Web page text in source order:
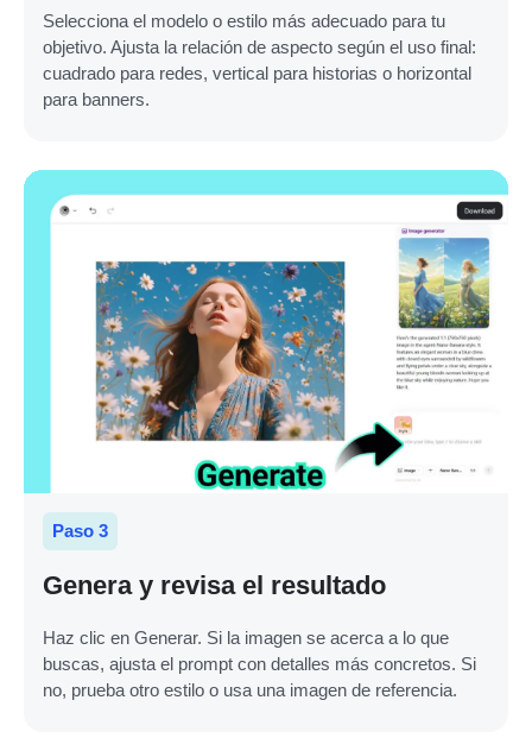
Selecciona el modelo o estilo más adecuado para tu
objetivo. Ajusta la relación de aspecto según el uso final:
cuadrado para redes, vertical para historias o horizontal
para banners.
Paso 3
Genera y revisa el resultado
Haz clic en Generar. Si la imagen se acerca a lo que
buscas, ajusta el prompt con detalles más concretos. Si
no, prueba otro estilo o usa una imagen de referencia.